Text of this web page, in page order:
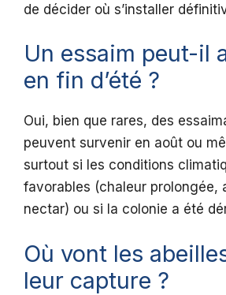
de décider où s’installer
Un essaim peut-il
en fin d’été ?
Oui, bien que rares, des
peuvent survenir en août ou
surtout si les conditions
favorables (chaleur prolongée,
nectar) ou si la colonie a été
Où vont les
leur capture ?